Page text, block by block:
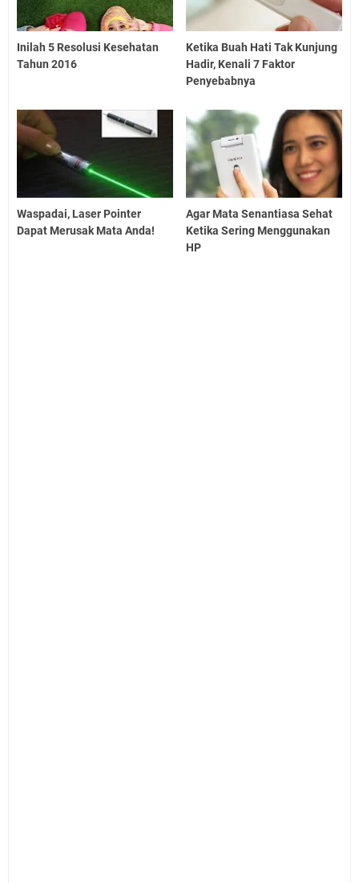
Inilah 5 Resolusi Kesehatan
Tahun 2016
Ketika Buah Hati Tak Kunjung
Hadir, Kenali 7 Faktor
Penyebabnya
Waspadai, Laser Pointer
Dapat Merusak Mata Anda!
Agar Mata Senantiasa Sehat
Ketika Sering Menggunakan
HP